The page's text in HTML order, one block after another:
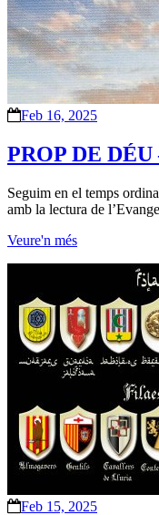
Feb 16, 2025
PROP DE DÉU
Seguim en el temps
amb la lectura de
Veure'n més
Feb 15, 2025